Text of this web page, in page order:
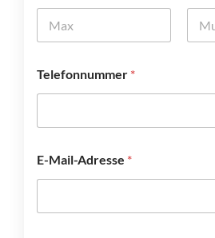
Telefonnummer *
E-Mail-Adresse *